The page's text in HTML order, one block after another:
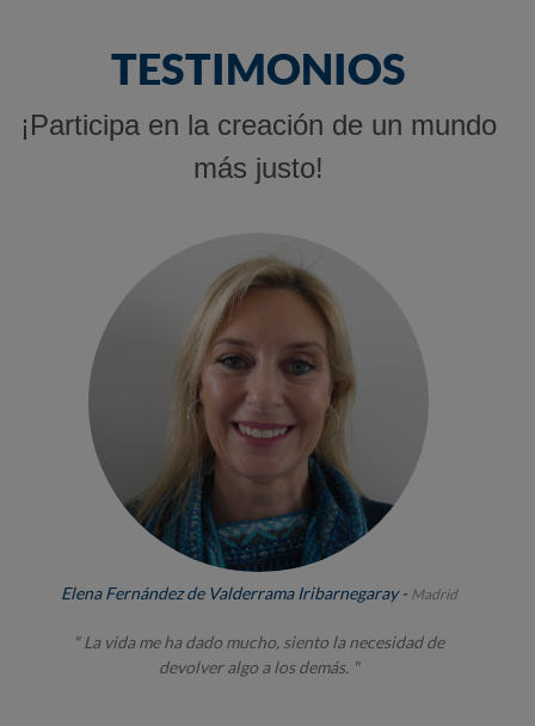
TESTIMONIOS
¡Participa en la creación de un mundo
más justo!
Elena Fernández de Valderrama Iribarnegaray - Madrid
" La vida me ha dado mucho, siento la necesidad de
devolver algo a los demás. "